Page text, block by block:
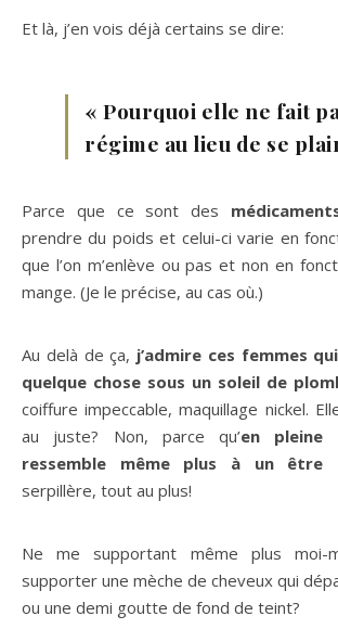
Et là, j’en vois déjà certains se dire:
« Pourquoi elle ne fait
régime au lieu de se
Parce que ce sont des
prendre du poids et celui-ci varie en
que l’on m’enlève ou pas et non en
mange. (Je le précise, au cas où.)
Au delà de ça, j’admire ces femmes
quelque chose sous un soleil de
coiffure impeccable, maquillage nickel.
au juste? Non, parce qu’en pleine
ressemble même plus à un être
serpillère, tout au plus!
Ne me supportant même plus moi-
supporter une mèche de cheveux qui
ou une demi goutte de fond de teint?